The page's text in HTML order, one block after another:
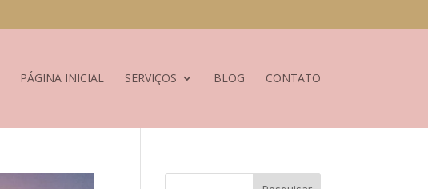
PÁGINA INICIAL SERVIÇOS BLOG CONTATO